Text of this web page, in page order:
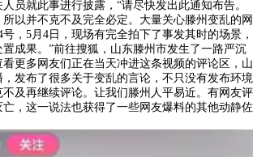
员就此事进行披露，“请尽快发出此通知布告。
以并不克不及完全必定。大量关心滕州变乱的网
，5月4日，现场有完全拍下了事发其时的场景，
成果。”前往搜狐，山东滕州市发生了一路严沉
更多网友们正在当天冲进这条视频的评论区，山
发布了很多关于变乱的言论，不只没有发布环境
及再继续评论。让我们滕州人平易近。有网友评
，这一说法也获得了一些网友爆料的其他动静佐